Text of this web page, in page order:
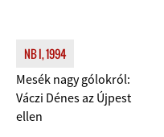
NB I, 1994
Mesék nagy gólokról:
Váczi Dénes az Újpest
ellen